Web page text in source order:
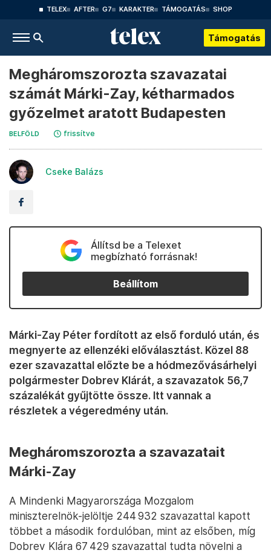
TELEX AFTER G7 KARAKTER TÁMOGATÁS SHOP
Támogatás
Megháromszorozta szavazatai
számát Márki-Zay, kétharmados
győzelmet aratott Budapesten
BELFÖLD frissítve
Cseke Balázs
Állítsd be a Telexet
megbízható forrásnak!
Beállítom
Márki-Zay Péter fordított az első forduló után, és
megnyerte az ellenzéki előválasztást. Közel 88
ezer szavazattal előzte be a hódmezővásárhelyi
polgármester Dobrev Klárát, a szavazatok 56,7
százalékát gyűjtötte össze. Itt vannak a
részletek a végeredmény után.
Megháromszorozta a szavazatait
Márki-Zay
A Mindenki Magyarországa Mozgalom
miniszterelnök-jelöltje 244 932 szavazattal kapott
többet a második fordulóban, mint az elsőben, míg
Dobrev Klára 67 429 szavazattal tudta növelni a